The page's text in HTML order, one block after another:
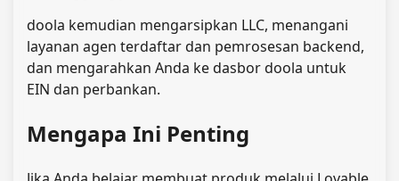
doola kemudian mengarsipkan LLC, menangani
layanan agen terdaftar dan pemrosesan backend,
dan mengarahkan Anda ke dasbor doola untuk
EIN dan perbankan.
Mengapa Ini Penting